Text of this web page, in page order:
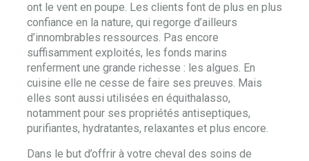
ont le vent en poupe. Les clients font de plus en plus
confiance en la nature, qui regorge d’ailleurs
d’innombrables ressources. Pas encore
suffisamment exploités, les fonds marins
renferment une grande richesse : les algues. En
cuisine elle ne cesse de faire ses preuves. Mais
elles sont aussi utilisées en équithalasso,
notamment pour ses propriétés antiseptiques,
purifiantes, hydratantes, relaxantes et plus encore.
Dans le but d’offrir à votre cheval des soins de